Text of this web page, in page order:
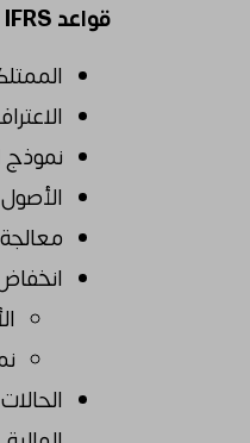
قواعد IFRS للأصول والالتزامات غير المتداولة
نموذج
الأصول